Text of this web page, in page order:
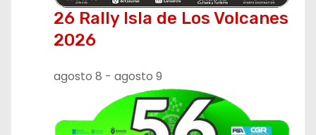
26 Rally Isla de Los Volcanes
2026
agosto 8 - agosto 9